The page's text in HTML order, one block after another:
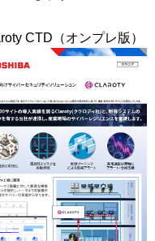
CTD（オンプレ版）